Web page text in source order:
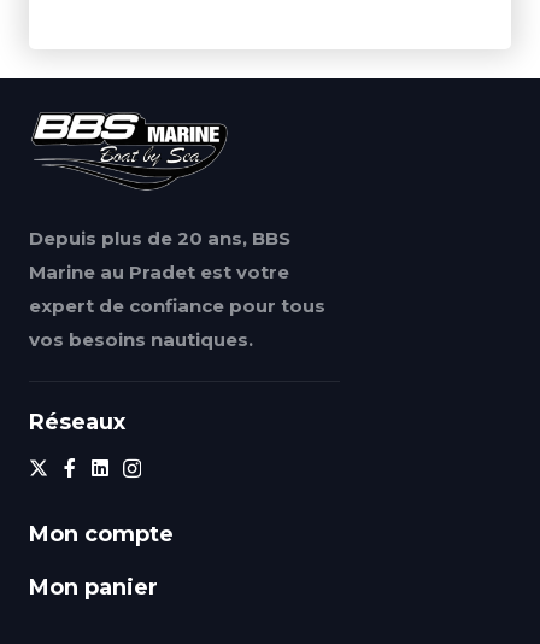
Depuis plus de 20 ans, BBS
Marine au Pradet est votre
expert de confiance pour tous
vos besoins nautiques.
Réseaux
Mon compte
Mon panier